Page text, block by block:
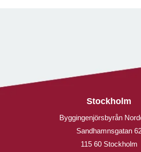
Stockholm
Byggingenjörsbyrån
Sandhamnsgatan
115 60 Stockholm